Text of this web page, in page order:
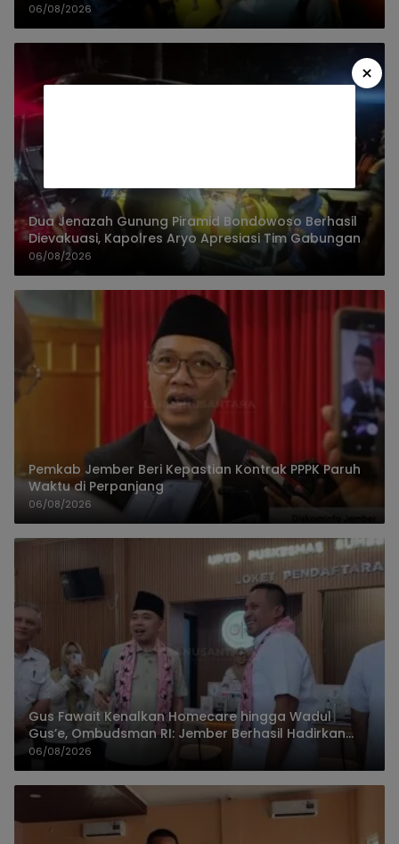
06/08/2026
Dua Jenazah Gunung Piramid Bondowoso Berhasil
Dievakuasi, Kapolres Aryo Apresiasi Tim Gabungan
06/08/2026
Pemkab Jember Beri Kepastian Kontrak PPPK Paruh
Waktu di Perpanjang
06/08/2026
Gus Fawait Kenalkan Homecare hingga Wadul
Gus’e, Ombudsman RI: Jember Berhasil Hadirkan
Layanan Kualitas
06/08/2026
×